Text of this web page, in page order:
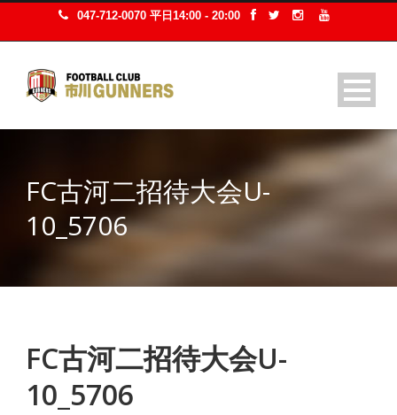
047-712-0070 平日14:00 - 20:00
FC古河二招待大会U-
10_5706
FC古河二招待大会U-
10_5706